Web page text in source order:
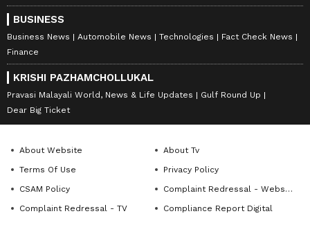
BUSINESS
Business News Automobile News Technologies
Fact Check News
Finance
KRISHI PAZHAMCHOLLUKAL
Pravasi Malayali World, News & Life Updates
Gulf Round Up
Dear Big Ticket
About Website
About Tv
Terms Of Use
Privacy Policy
CSAM Policy
Complaint Redressal - Website
Complaint Redressal - TV
Compliance Report Digital